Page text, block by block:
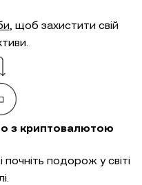
, щоб захистити свій
з криптовалютою
почніть подорож у світі